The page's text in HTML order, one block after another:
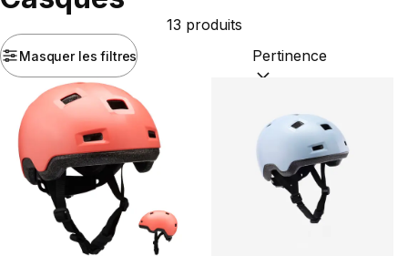
Masquer les filtres
13 produits
Trier par :(optional)